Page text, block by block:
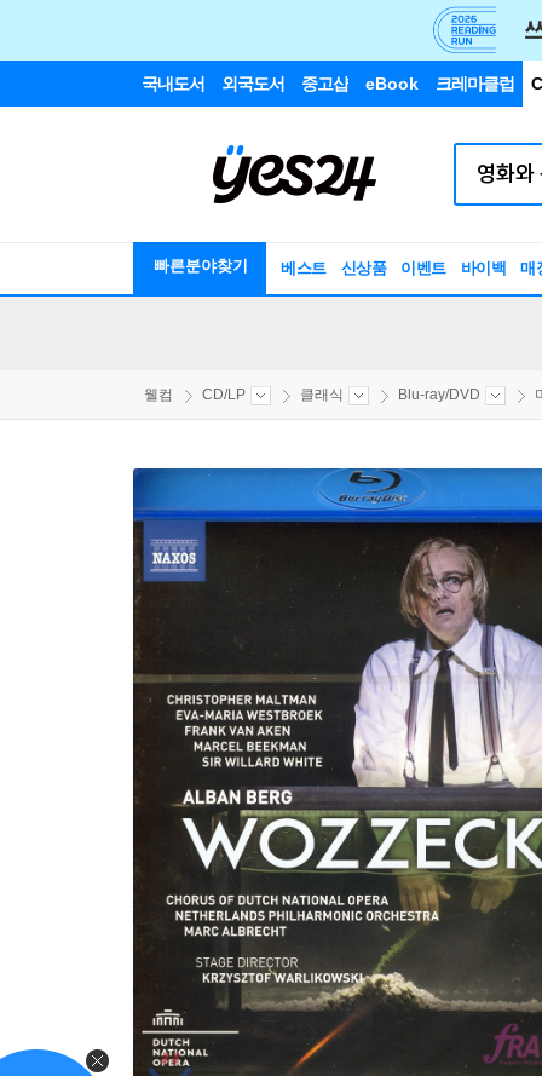
국내도서 외국도서 중고샵 eBook 크레마클럽
빠른분야찾기 베스트 신상품 이벤트 바이백 매
웰컴 CD/LP 클래식 Blu-ray/DVD